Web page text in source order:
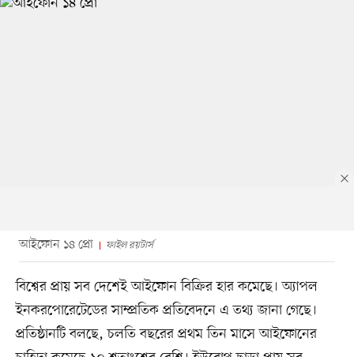
আইফোন ১৪ প্রো ফাইল রয়টার্স
বিশ্বের প্রায় সব দেশেই আইফোন বিক্রির হার কমেছে। অ্যাপল
ইনকরপোরেটেডের সাম্প্রতিক প্রতিবেদনে এ তথ্য জানা গেছে।
প্রতিষ্ঠানটি বলছে, চলতি বছরের প্রথম তিন মাসে আইফোনের